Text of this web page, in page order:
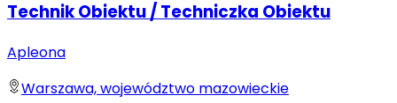
Technik Obiektu / Techniczka Obiektu
Apleona
Warszawa, województwo mazowieckie